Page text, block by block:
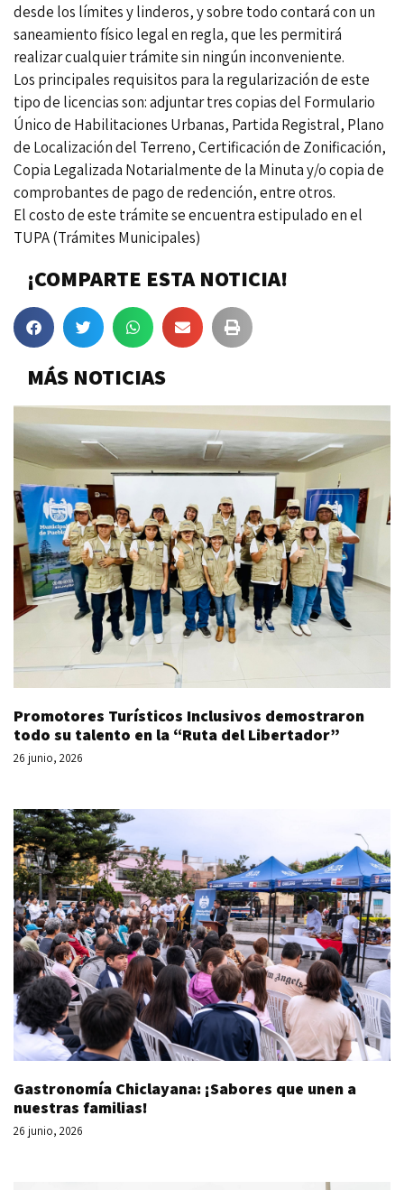
desde los límites y linderos, y sobre todo contará con un
saneamiento físico legal en regla, que les permitirá
realizar cualquier trámite sin ningún inconveniente.
Los principales requisitos para la regularización de este
tipo de licencias son: adjuntar tres copias del Formulario
Único de Habilitaciones Urbanas, Partida Registral, Plano
de Localización del Terreno, Certificación de Zonificación,
Copia Legalizada Notarialmente de la Minuta y/o copia de
comprobantes de pago de redención, entre otros.
El costo de este trámite se encuentra estipulado en el
TUPA (Trámites Municipales)
¡COMPARTE ESTA NOTICIA!
MÁS NOTICIAS
Promotores Turísticos Inclusivos demostraron
todo su talento en la “Ruta del Libertador”
26 junio, 2026
Gastronomía Chiclayana: ¡Sabores que unen a
nuestras familias!
26 junio, 2026